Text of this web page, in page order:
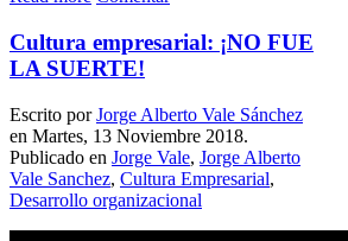
Cultura empresarial: ¡NO FUE
LA SUERTE!
Escrito porJorge Alberto Vale Sánchez
en Martes, 13 Noviembre 2018.
Publicado en Jorge Vale, Jorge Alberto
Vale Sanchez, Cultura Empresarial,
Desarrollo organizacional